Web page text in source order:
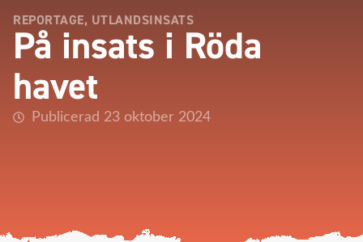
REPORTAGE, UTLANDSINSATS
På insats i Röda
havet
Publicerad 23 oktober 2024